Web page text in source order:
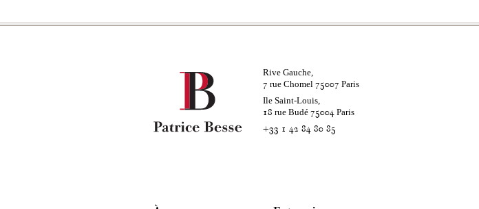
Rive Gauche,
7 rue Chomel 75007 Paris
Ile Saint-Louis,
18 rue Budé 75004Paris
+33 1 42 84 80 85